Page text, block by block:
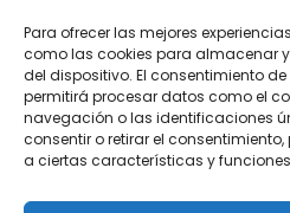
Para ofrecer las mejores
como las cookies para almacenar
del dispositivo. El consentimiento
permitirá procesar datos como el
navegación o las identificaciones
consentir o retirar el
a ciertas características y
Acepto las